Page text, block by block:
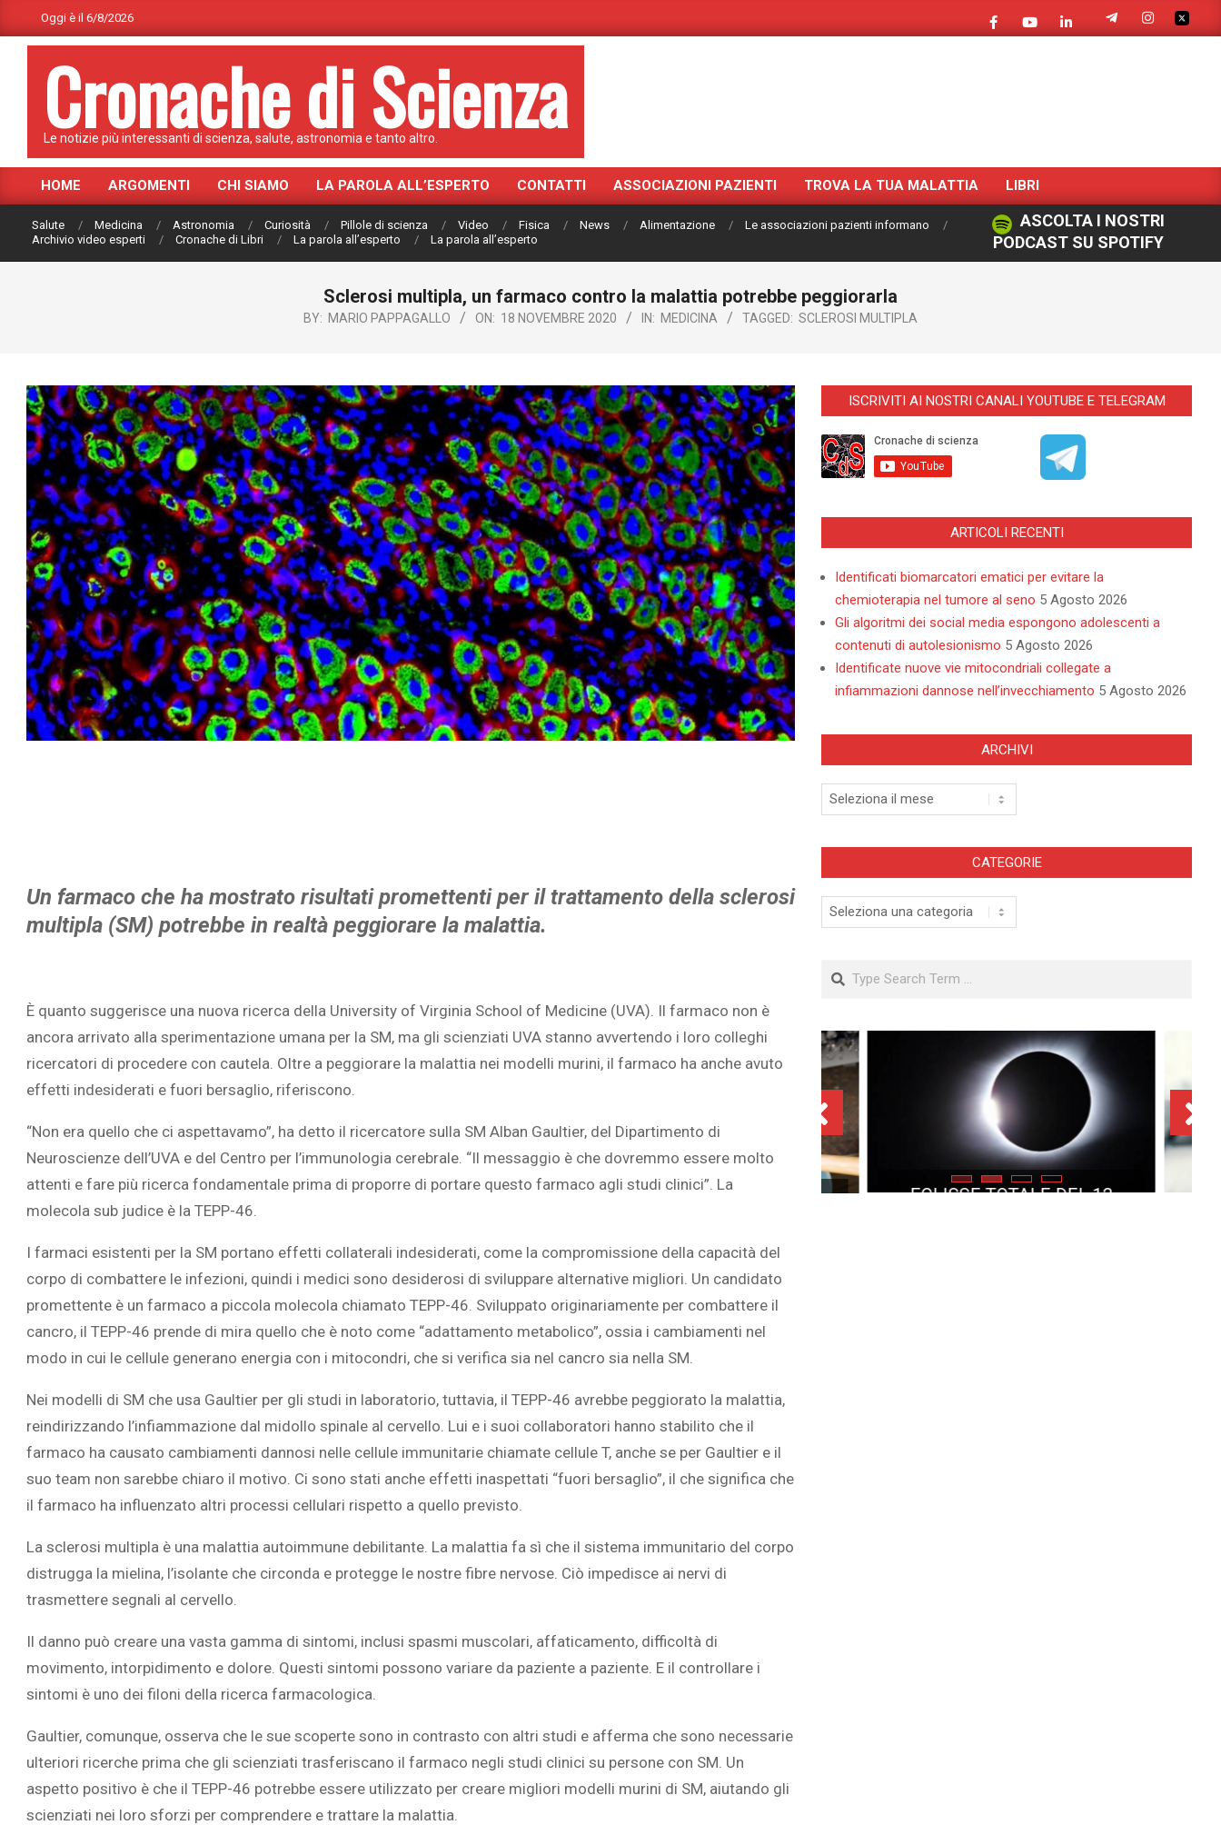
to
Oggi è il 6/8/2026
Cronache di Scienza
Le notizie più interessanti di scienza, salute, astronomia e tanto altro.
Primary
Navigation
Menu
HOME ARGOMENTI CHI SIAMO LA PAROLA ALL’ESPERTO CONTATTI ASSOCIAZIONI PAZIENTI TROVA LA TUA MALATTIA LIBRI
Salute Medicina Astronomia Curiosità Pillole di scienza Video Fisica News Alimentazione
Le associazioni pazienti informano
Archivio video esperti
Cronache di Libri La parola all’esperto La parola all’esperto
ASCOLTA I NOSTRI
PODCAST SU SPOTIFY
Sclerosi multipla, un farmaco contro la malattia potrebbe peggiorarla
BY: MARIO PAPPAGALLO ON: 18 NOVEMBRE 2020 IN: MEDICINA TAGGED: SCLEROSI MULTIPLA
Un farmaco che ha mostrato risultati promettenti per il trattamento della sclerosi
multipla (SM) potrebbe in realtà peggiorare la malattia.
È quanto suggerisce una nuova ricerca della University of Virginia School of Medicine (UVA). Il farmaco non è
ancora arrivato alla sperimentazione umana per la SM, ma gli scienziati UVA stanno avvertendo i loro colleghi
ricercatori di procedere con cautela. Oltre a peggiorare la malattia nei modelli murini, il farmaco ha anche avuto
effetti indesiderati e fuori bersaglio, riferiscono.
“Non era quello che ci aspettavamo”, ha detto il ricercatore sulla SM Alban Gaultier, del Dipartimento di
Neuroscienze dell’UVA e del Centro per l’immunologia cerebrale. “Il messaggio è che dovremmo essere molto
attenti e fare più ricerca fondamentale prima di proporre di portare questo farmaco agli studi clinici”. La
molecola sub judice è la TEPP-46.
I farmaci esistenti per la SM portano effetti collaterali indesiderati, come la compromissione della capacità del
corpo di combattere le infezioni, quindi i medici sono desiderosi di sviluppare alternative migliori. Un candidato
promettente è un farmaco a piccola molecola chiamato TEPP-46. Sviluppato originariamente per combattere il
cancro, il TEPP-46 prende di mira quello che è noto come “adattamento metabolico”, ossia i cambiamenti nel
modo in cui le cellule generano energia con i mitocondri, che si verifica sia nel cancro sia nella SM.
Nei modelli di SM che usa Gaultier per gli studi in laboratorio, tuttavia, il TEPP-46 avrebbe peggiorato la malattia,
reindirizzando l’infiammazione dal midollo spinale al cervello. Lui e i suoi collaboratori hanno stabilito che il
farmaco ha causato cambiamenti dannosi nelle cellule immunitarie chiamate cellule T, anche se per Gaultier e il
suo team non sarebbe chiaro il motivo. Ci sono stati anche effetti inaspettati “fuori bersaglio”, il che significa che
il farmaco ha influenzato altri processi cellulari rispetto a quello previsto.
La sclerosi multipla è una malattia autoimmune debilitante. La malattia fa sì che il sistema immunitario del corpo
distrugga la mielina, l’isolante che circonda e protegge le nostre fibre nervose. Ciò impedisce ai nervi di
trasmettere segnali al cervello.
Il danno può creare una vasta gamma di sintomi, inclusi spasmi muscolari, affaticamento, difficoltà di
movimento, intorpidimento e dolore. Questi sintomi possono variare da paziente a paziente. E il controllare i
sintomi è uno dei filoni della ricerca farmacologica.
Gaultier, comunque, osserva che le sue scoperte sono in contrasto con altri studi e afferma che sono necessarie
ulteriori ricerche prima che gli scienziati trasferiscano il farmaco negli studi clinici su persone con SM. Un
aspetto positivo è che il TEPP-46 potrebbe essere utilizzato per creare migliori modelli murini di SM, aiutando gli
scienziati nei loro sforzi per comprendere e trattare la malattia.
ISCRIVITI AI NOSTRI CANALI YOUTUBE E TELEGRAM
ARTICOLI RECENTI
Identificati biomarcatori ematici per evitare la
chemioterapia nel tumore al seno 5 Agosto 2026
Gli algoritmi dei social media espongono adolescenti a
contenuti di autolesionismo 5 Agosto 2026
Identificate nuove vie mitocondriali collegate a
infiammazioni dannose nell’invecchiamento 5 Agosto 2026
ARCHIVI
Archivi
CATEGORIE
Categorie
Search
L’ATTIVITÀ CEREBRALE
RIVELA LE MELODIE CHE LE
PERSONE IMMAGINANO
SOVRAPPESO E OBESITÀ
INFANTILE ASSOCIATI AD
ASSENZA DI FIGLI IN ETÀ
ADULTA
ECLISSE TOTALE DEL 12
AGOSTO 2026: DOVE SI
POTRÀ VEDERE